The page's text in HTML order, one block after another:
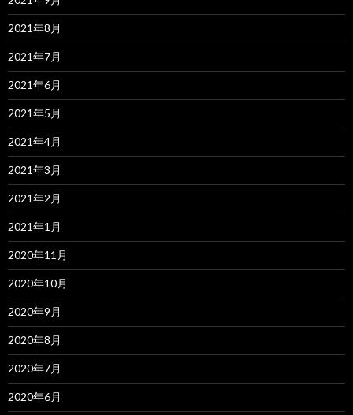
2021年8月
2021年7月
2021年6月
2021年5月
2021年4月
2021年3月
2021年2月
2021年1月
2020年11月
2020年10月
2020年9月
2020年8月
2020年7月
2020年6月